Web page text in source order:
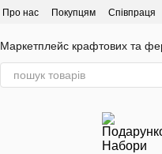
Про нас Покупцям Співпраця
Маркетплейс крафтових та